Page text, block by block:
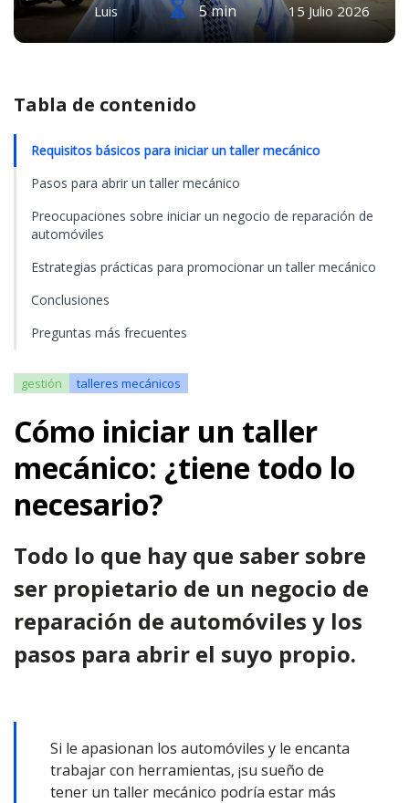
Luis 5 min 15 Julio 2026
Tabla de contenido
Requisitos básicos para iniciar un taller mecánico
Pasos para abrir un taller mecánico
Preocupaciones sobre iniciar un negocio de reparación de
automóviles
Estrategias prácticas para promocionar un taller mecánico
Conclusiones
Preguntas más frecuentes
gestión talleres mecánicos
Cómo iniciar un taller
mecánico: ¿tiene todo lo
necesario?
Todo lo que hay que saber sobre
ser propietario de un negocio de
reparación de automóviles y los
pasos para abrir el suyo propio.
Si le apasionan los automóviles y le encanta
trabajar con herramientas, ¡su sueño de
tener un taller mecánico podría estar más